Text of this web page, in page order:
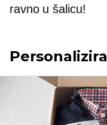
ravno u šalicu!